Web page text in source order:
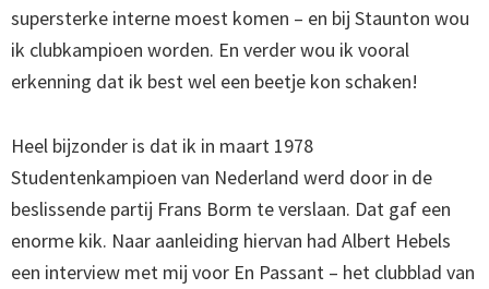
supersterke interne moest komen – en bij Staunton wou
ik clubkampioen worden. En verder wou ik vooral
erkenning dat ik best wel een beetje kon schaken!
Heel bijzonder is dat ik in maart 1978
Studentenkampioen van Nederland werd door in de
beslissende partij Frans Borm te verslaan. Dat gaf een
enorme kik. Naar aanleiding hiervan had Albert Hebels
een interview met mij voor En Passant – het clubblad van